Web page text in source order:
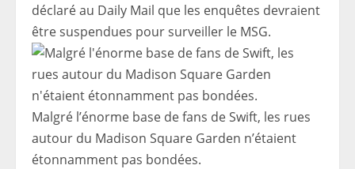
déclaré au Daily Mail que les enquêtes devraient
être suspendues pour surveiller le MSG.
Malgré l’énorme base de fans de Swift, les rues
autour du Madison Square Garden n’étaient
étonnamment pas bondées.